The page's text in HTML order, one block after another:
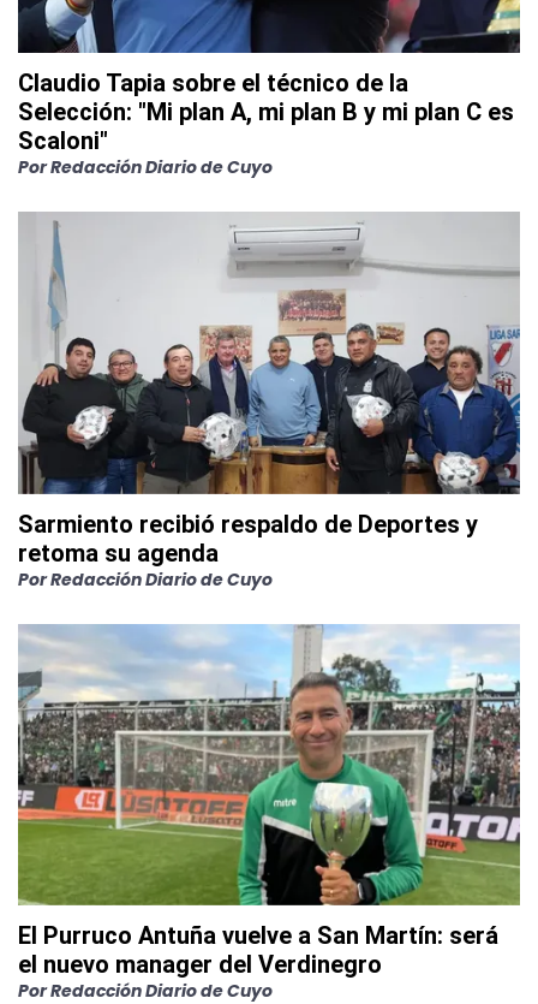
Claudio Tapia sobre el técnico de la
Selección: "Mi plan A, mi plan B y mi plan C es
Scaloni"
PorRedacción Diario de Cuyo
Sarmiento recibió respaldo de Deportes y
retoma su agenda
PorRedacción Diario de Cuyo
El Purruco Antuña vuelve a San Martín: será
el nuevo manager del Verdinegro
PorRedacción Diario de Cuyo